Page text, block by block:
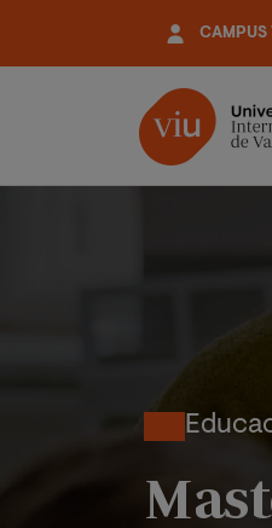
contenido
CAMPUS